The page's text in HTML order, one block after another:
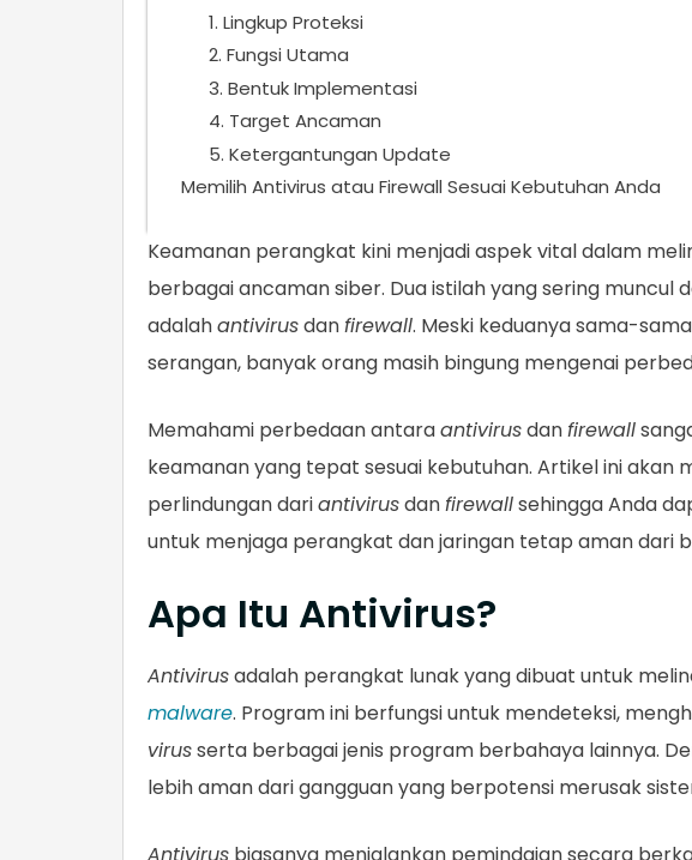
1. Lingkup Proteksi
2. Fungsi Utama
3. Bentuk Implementasi
4. Target Ancaman
5. Ketergantungan Update
Memilih Antivirus atau Firewall Sesuai Kebutuhan Anda
Keamanan perangkat kini menjadi aspek vital dalam
berbagai ancaman siber. Dua istilah yang sering muncul
adalahantivirusdanfirewall. Meski keduanya sama-
serangan, banyak orang masih bingung mengenai
Memahami perbedaan antaraantivirusdanfirewall
keamanan yang tepat sesuai kebutuhan. Artikel ini akan
perlindungan dariantivirusdanfirewallsehingga Anda
untuk menjaga perangkat dan jaringan tetap aman dari
Apa Itu Antivirus?
Antivirusadalah perangkat lunak yang dibuat untuk
malware. Program ini berfungsi untuk mendeteksi,
virusserta berbagai jenis program berbahaya lainnya.
lebih aman dari gangguan yang berpotensi merusak
Antivirus biasanya menjalankan pemindaian secara